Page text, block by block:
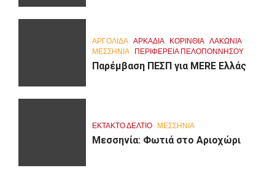
ΑΡΓΟΛΙΔΑ ΑΡΚΑΔΊΑ ΚΟΡΙΝΘΊΑ ΛΑΚΩΝΙΑ
ΜΕΣΣΗΝΙΑ ΠΕΡΙΦΈΡΕΙΑ ΠΕΛΟΠΟΝΝΉΣΟΥ
Παρέμβαση ΠΕΣΠ για MERE Ελλάς
ΕΚΤΑΚΤΟ ΔΕΛΤΙΟ ΜΕΣΣΗΝΙΑ
Μεσσηνία: Φωτιά στο Αριοχώρι